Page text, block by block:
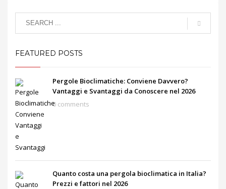
FEATURED POSTS
Pergole Bioclimatiche: Conviene Davvero?
Vantaggi e Svantaggi da Conoscere nel 2026
0 comments
Quanto costa una pergola bioclimatica in Italia?
Prezzi e fattori nel 2026